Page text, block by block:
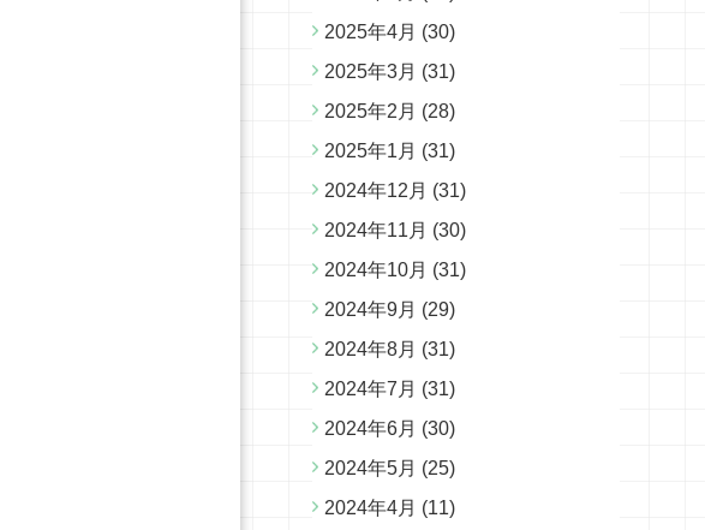
2025年4月 (30)
2025年3月 (31)
2025年2月 (28)
2025年1月 (31)
2024年12月 (31)
2024年11月 (30)
2024年10月 (31)
2024年9月 (29)
2024年8月 (31)
2024年7月 (31)
2024年6月 (30)
2024年5月 (25)
2024年4月 (11)